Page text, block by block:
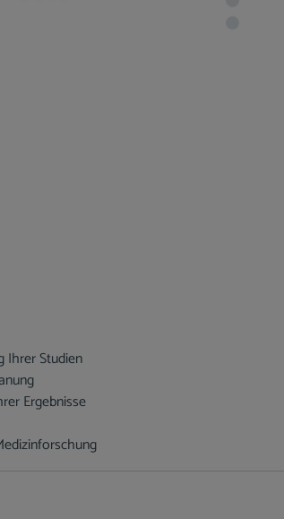
Ihrer Studien
Ergebnisse